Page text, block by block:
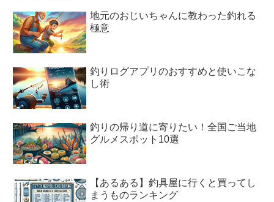
地元のおじいちゃんに教わった釣れる
極意
釣りログアプリのおすすめと使いこな
し術
釣りの帰り道に寄りたい！全国ご当地
グルメスポット10選
【あるある】釣具屋に行くと買ってし
まうものランキング